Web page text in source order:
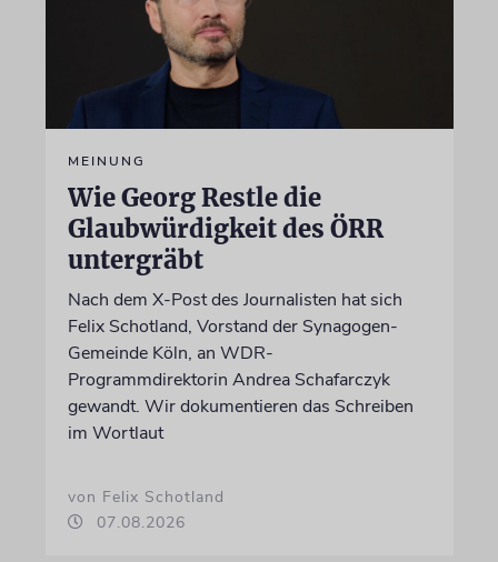
MEINUNG
Wie Georg Restle die
Glaubwürdigkeit des ÖRR
untergräbt
Nach dem X-Post des Journalisten hat sich
Felix Schotland, Vorstand der Synagogen-
Gemeinde Köln, an WDR-
Programmdirektorin Andrea Schafarczyk
gewandt. Wir dokumentieren das Schreiben
im Wortlaut
von Felix Schotland
07.08.2026